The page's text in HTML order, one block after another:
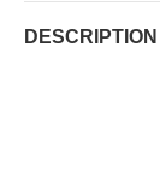
DESCRIPTION